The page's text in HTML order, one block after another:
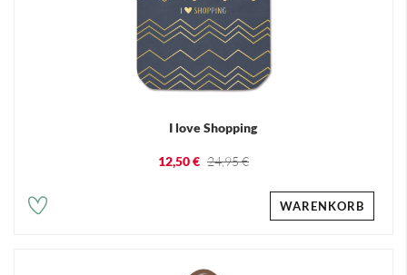
I love Shopping
12,50 € 24,95 €
WARENKORB